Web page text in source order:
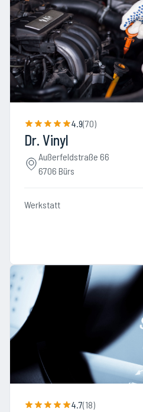
4.9(70)
Dr. Vinyl
Außerfeldstraße 66
6706 Bürs
Werkstatt
4.7(18)